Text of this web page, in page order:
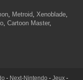
, Metroid, Xenoblade,
, Cartoon Master,
- Next-Nintendo - Jeux-